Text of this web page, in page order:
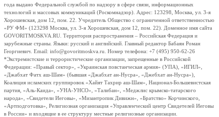
года выдано Федеральной службой по надзору в сфере связи, информационных
технологий и массовых коммуникаций (Роскомнадзор). Адрес: 123298, Москва, ул. 3-я
Хорошевская, дом 12, пом. 22. Учредитель Общество с ограниченной ответственностью
«РУ ФМ» (123298 Москва, ул. 3-я Хорошевская, дом 12, пом. 22). Доменное имя сайта
GOVORITMOSKVA.RU. Территория распространения – Российская Федерация и
зарубежные страны. Языки: русский и английский. Главный редактор Бабаян Роман
Георгиевич. Email: info@govoritmoskva.ru. Номер телефона: +7 (495) 950-62-26
*Экстремистские и террористические организации, запрещенные в Российской
Федерации: «Правый сектор», «Украинская повстанческая армия» (УПА), «ИГИЛ»,
«Джабхат Фатх аш-Шам» (бывшая «Джабхат ан-Нусра», «Джебхат ан-Нусра»),
Коалиция исламских группировок «Хайят Тахрир аш-Шам», Национал-Большевистская
партия, «Аль-Каида», «УНА-УНСО», «Талибан», «Меджлис крымско-татарского
народа», «Свидетели Иеговы», «Мизантропик Дивижн», «Братство» Корчинского,
«Артподготовка», Религиозная организация «Управленческий центр Свидетелей Иеговы
в России» и входящие в ее структуру местные религиозные организации.